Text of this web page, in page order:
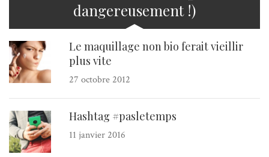
dangereusement !)
Le maquillage non bio ferait vieillir
plus vite
27 octobre 2012
Hashtag #pasletemps
11 janvier 2016